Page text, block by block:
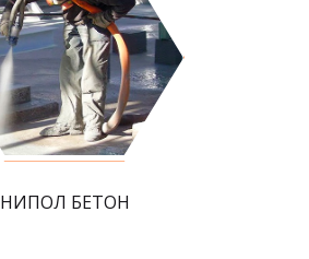
НИПОЛ БЕТОН